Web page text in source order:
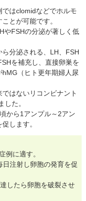
はclomidなどでホルモ
とが可能です。
やFSHの分泌が著しく低
分泌される、LH、FSH
を補充し、直接卵巣を
（ヒト更年期婦人尿
はないリコンビナント
した。
から1アンプル～2アン
します。
例に適す。
注射し卵胞の発育を促
したら卵胞を破裂させ